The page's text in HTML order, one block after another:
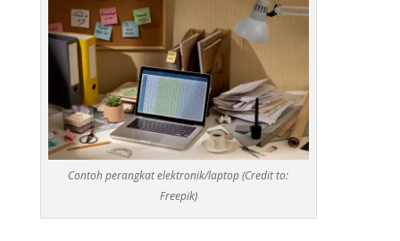
Contoh perangkat elektronik/laptop (Credit to:
Freepik)